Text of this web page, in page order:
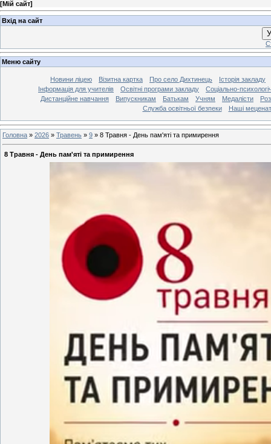
[Мій сайт]
Вхід на сайт
Меню сайту
Новини ліцею Візитна картка Про село Дихтинець
Історія закладу
Інформація для учителів
Освітні програми закладу
Соціально-
Дистанційне навчання
Випускникам Батькам Учням Медалісти
Служба освітньої безпеки
Наші
Головна » 2026 » Травень » 9 » 8 Травня - День пам'яті та примирення
8 Травня - День пам'яті та примирення